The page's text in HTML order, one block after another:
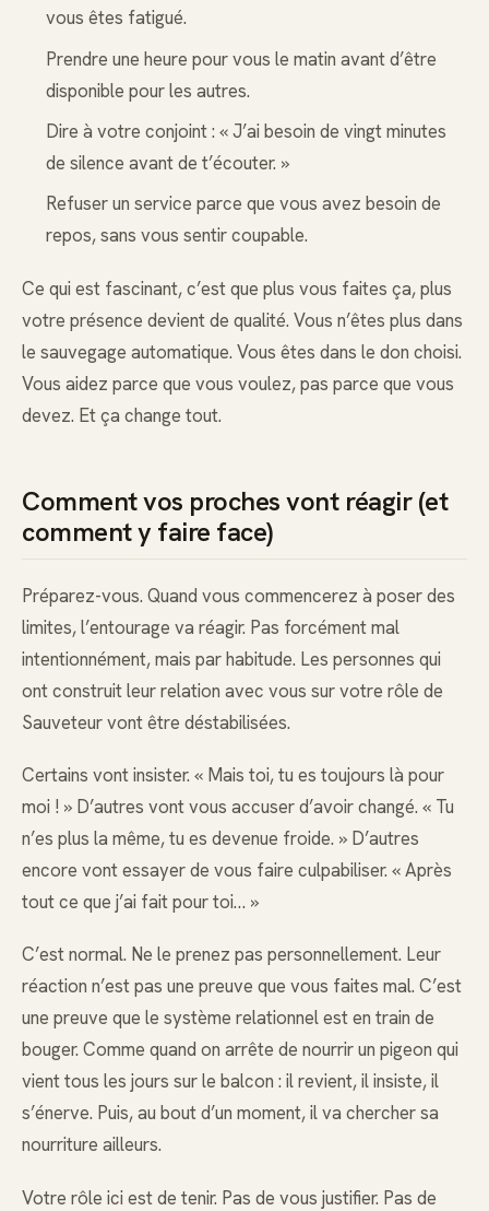
vous êtes fatigué.
Prendre une heure pour vous le matin avant d’être
disponible pour les autres.
Dire à votre conjoint : « J’ai besoin de vingt minutes
de silence avant de t’écouter. »
Refuser un service parce que vous avez besoin de
repos, sans vous sentir coupable.
Ce qui est fascinant, c’est que plus vous faites ça, plus
votre présence devient de qualité. Vous n’êtes plus dans
le sauvegage automatique. Vous êtes dans le don choisi.
Vous aidez parce que vous voulez, pas parce que vous
devez. Et ça change tout.
Comment vos proches vont réagir (et
comment y faire face)
Préparez-vous. Quand vous commencerez à poser des
limites, l’entourage va réagir. Pas forcément mal
intentionnément, mais par habitude. Les personnes qui
ont construit leur relation avec vous sur votre rôle de
Sauveteur vont être déstabilisées.
Certains vont insister. « Mais toi, tu es toujours là pour
moi ! » D’autres vont vous accuser d’avoir changé. « Tu
n’es plus la même, tu es devenue froide. » D’autres
encore vont essayer de vous faire culpabiliser. « Après
tout ce que j’ai fait pour toi… »
C’est normal. Ne le prenez pas personnellement. Leur
réaction n’est pas une preuve que vous faites mal. C’est
une preuve que le système relationnel est en train de
bouger. Comme quand on arrête de nourrir un pigeon qui
vient tous les jours sur le balcon : il revient, il insiste, il
s’énerve. Puis, au bout d’un moment, il va chercher sa
nourriture ailleurs.
Votre rôle ici est de tenir. Pas de vous justifier. Pas de